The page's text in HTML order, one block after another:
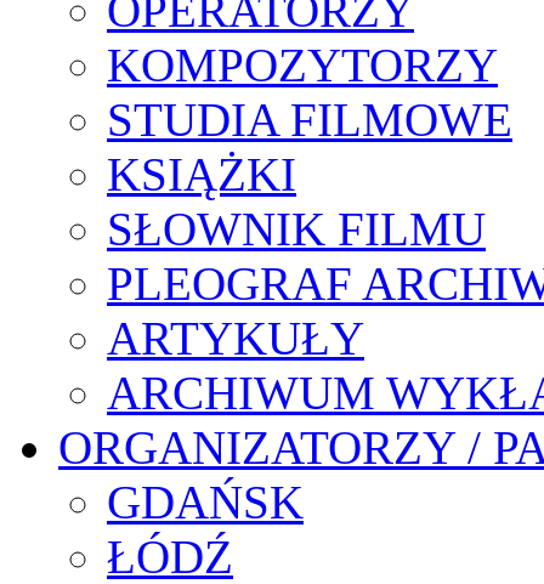
KOMPOZYTORZY
STUDIA FILMOWE
KSIĄŻKI
SŁOWNIK FILMU
PLEOGRAF
ARTYKUŁY
ARCHIWUM
ORGANIZATORZY /
GDAŃSK
ŁÓDŹ